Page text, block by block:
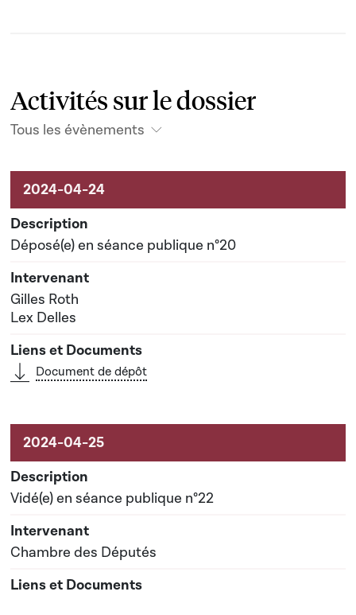
Activités sur le dossier
Tous les évènements
Activités sur le dossier
Déposé(e) en séance publique n°20
Gilles Roth
Lex Delles
Document de dépôt
Vidé(e) en séance publique n°22
Chambre des Députés